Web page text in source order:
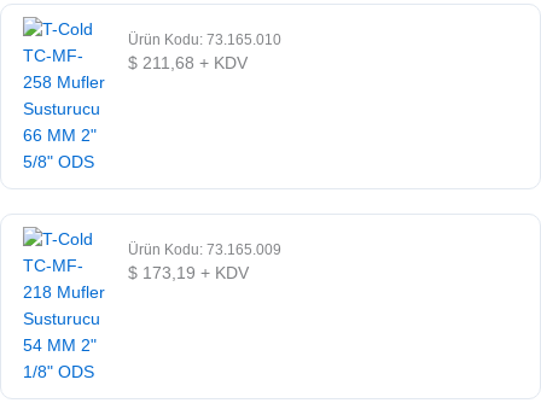
Ürün Kodu: 73.165.010
$ 211,68 + KDV
Ürün Kodu: 73.165.009
$ 173,19 + KDV